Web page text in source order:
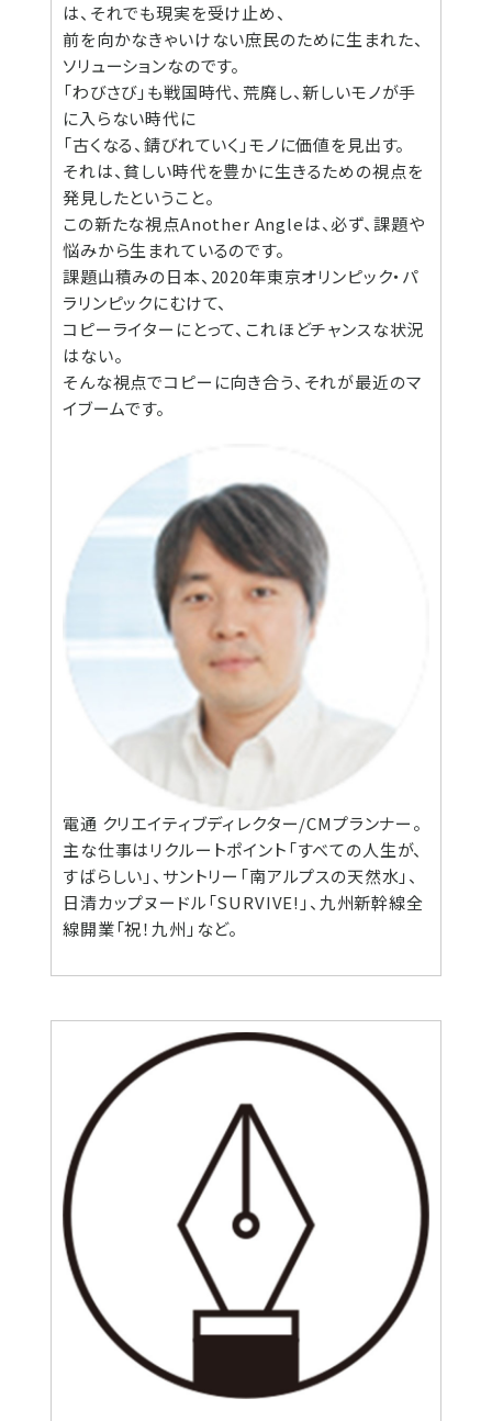
は、それでも現実を受け止め、
前を向かなきゃいけない庶民のために生まれた、
ソリューションなのです。
「わびさび」も戦国時代、荒廃し、新しいモノが手
に入らない時代に
「古くなる、錆びれていく」モノに価値を見出す。
それは、貧しい時代を豊かに生きるための視点を
発見したということ。
この新たな視点Another Angleは、必ず、課題や
悩みから生まれているのです。
課題山積みの日本、2020年東京オリンピック・パ
ラリンピックにむけて、
コピーライターにとって、これほどチャンスな状況
はない。
そんな視点でコピーに向き合う、それが最近のマ
イブームです。
電通 クリエイティブディレクター/CMプランナー。
主な仕事はリクルートポイント「すべての人生が、
すばらしい」、サントリー「南アルプスの天然水」、
日清カップヌードル「SURVIVE!」、九州新幹線全
線開業「祝！九州」など。